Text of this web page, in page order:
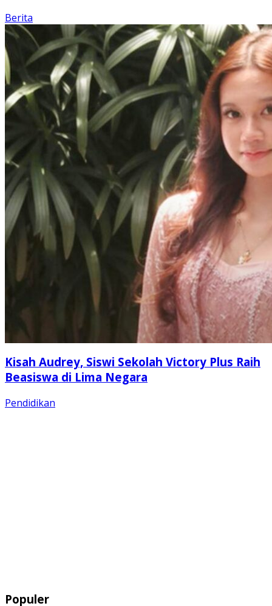
Berita
Kisah Audrey, Siswi Sekolah Victory Plus Raih
Beasiswa di Lima Negara
Pendidikan
Populer